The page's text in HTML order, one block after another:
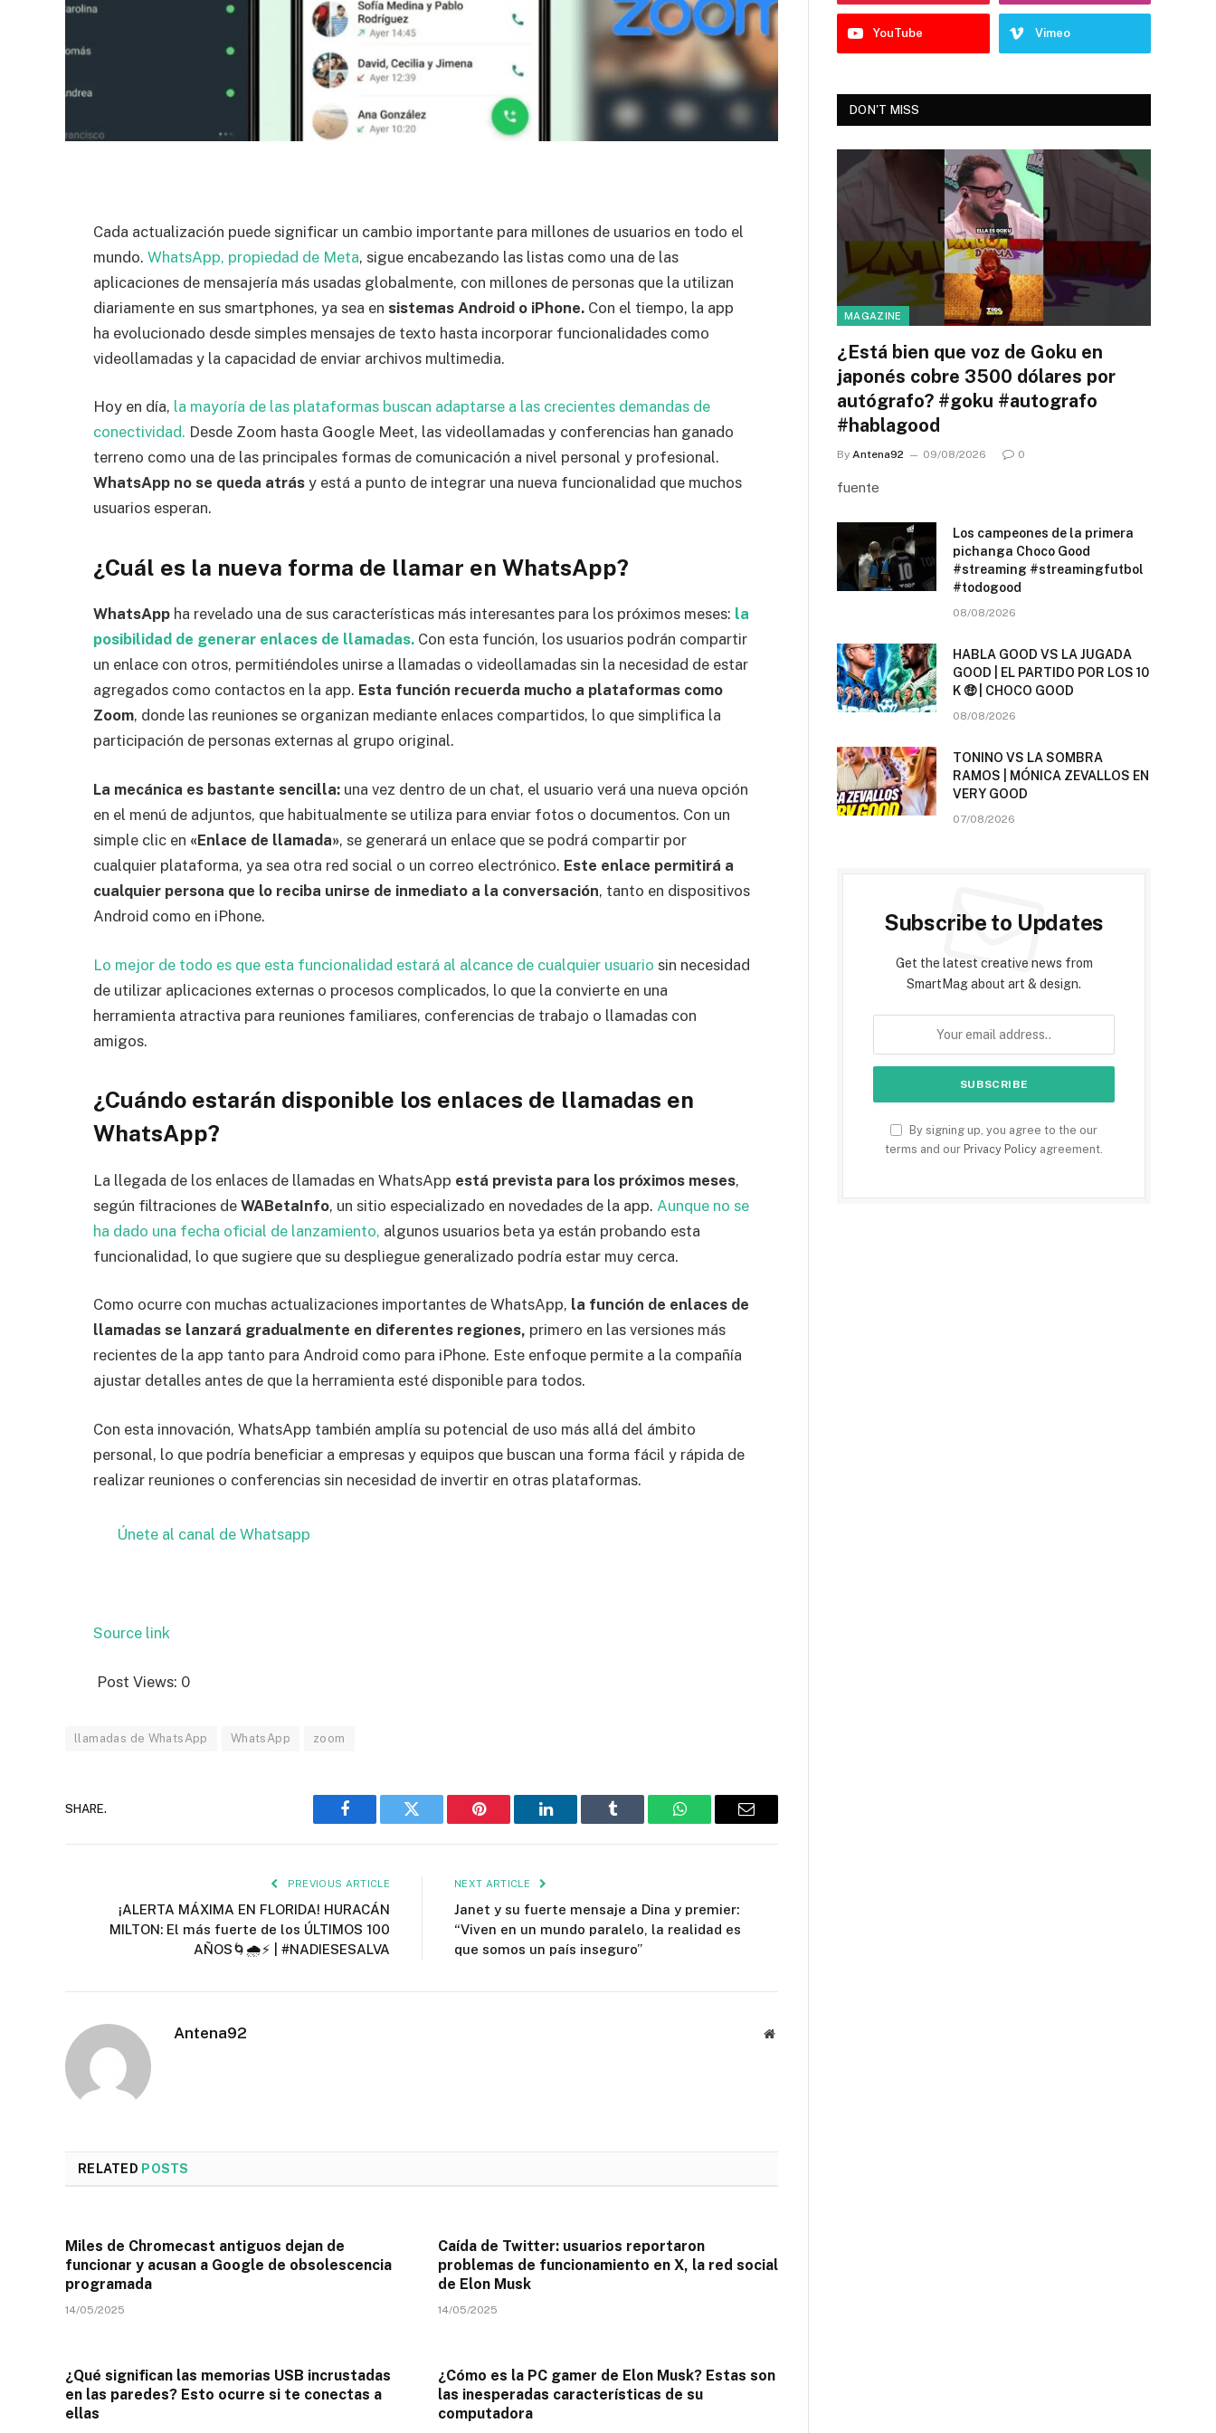
Cada actualización puede significar un cambio importante para millones de usuarios en todo el
mundo. WhatsApp, propiedad de Meta, sigue encabezando las listas como una de las
aplicaciones de mensajería más usadas globalmente, con millones de personas que la utilizan
diariamente en sus smartphones, ya sea en sistemas Android o iPhone. Con el tiempo, la app
ha evolucionado desde simples mensajes de texto hasta incorporar funcionalidades como
videollamadas y la capacidad de enviar archivos multimedia.
Hoy en día, la mayoría de las plataformas buscan adaptarse a las crecientes demandas de
conectividad. Desde Zoom hasta Google Meet, las videollamadas y conferencias han ganado
terreno como una de las principales formas de comunicación a nivel personal y profesional.
WhatsApp no se queda atrás y está a punto de integrar una nueva funcionalidad que muchos
usuarios esperan.
¿Cuál es la nueva forma de llamar en WhatsApp?
WhatsApp ha revelado una de sus características más interesantes para los próximos meses: la
posibilidad de generar enlaces de llamadas. Con esta función, los usuarios podrán compartir
un enlace con otros, permitiéndoles unirse a llamadas o videollamadas sin la necesidad de estar
agregados como contactos en la app. Esta función recuerda mucho a plataformas como
Zoom, donde las reuniones se organizan mediante enlaces compartidos, lo que simplifica la
participación de personas externas al grupo original.
La mecánica es bastante sencilla: una vez dentro de un chat, el usuario verá una nueva opción
en el menú de adjuntos, que habitualmente se utiliza para enviar fotos o documentos. Con un
simple clic en «Enlace de llamada», se generará un enlace que se podrá compartir por
cualquier plataforma, ya sea otra red social o un correo electrónico. Este enlace permitirá a
cualquier persona que lo reciba unirse de inmediato a la conversación, tanto en dispositivos
Android como en iPhone.
Lo mejor de todo es que esta funcionalidad estará al alcance de cualquier usuario sin necesidad
de utilizar aplicaciones externas o procesos complicados, lo que la convierte en una
herramienta atractiva para reuniones familiares, conferencias de trabajo o llamadas con
amigos.
¿Cuándo estarán disponible los enlaces de llamadas en
WhatsApp?
La llegada de los enlaces de llamadas en WhatsApp está prevista para los próximos meses,
según filtraciones de WABetaInfo, un sitio especializado en novedades de la app. Aunque no se
ha dado una fecha oficial de lanzamiento, algunos usuarios beta ya están probando esta
funcionalidad, lo que sugiere que su despliegue generalizado podría estar muy cerca.
Como ocurre con muchas actualizaciones importantes de WhatsApp, la función de enlaces de
llamadas se lanzará gradualmente en diferentes regiones, primero en las versiones más
recientes de la app tanto para Android como para iPhone. Este enfoque permite a la compañía
ajustar detalles antes de que la herramienta esté disponible para todos.
Con esta innovación, WhatsApp también amplía su potencial de uso más allá del ámbito
personal, lo que podría beneficiar a empresas y equipos que buscan una forma fácil y rápida de
realizar reuniones o conferencias sin necesidad de invertir en otras plataformas.
Únete al canal de Whatsapp
Source link
Post Views: 0
llamadas de WhatsApp WhatsApp zoom
SHARE.
Facebook Twitter Pinterest LinkedIn Tumblr WhatsAppEmail
PREVIOUS ARTICLE
¡ALERTA MÁXIMA EN FLORIDA! HURACÁN
MILTON: El más fuerte de los ÚLTIMOS 100
AÑOS🌀🌧️⚡ | #NADIESESALVA
NEXT ARTICLE
Janet y su fuerte mensaje a Dina y premier:
“Viven en un mundo paralelo, la realidad es
que somos un país inseguro”
Antena92 Website
RELATED POSTS
Miles de Chromecast antiguos dejan de
funcionar y acusan a Google de obsolescencia
programada
14/05/2025
Caída de Twitter: usuarios reportaron
problemas de funcionamiento en X, la red social
de Elon Musk
14/05/2025
¿Qué significan las memorias USB incrustadas
en las paredes? Esto ocurre si te conectas a
ellas
¿Cómo es la PC gamer de Elon Musk? Estas son
las inesperadas características de su
computadora
YouTube Vimeo
DON'T MISS
MAGAZINE
¿Está bien que voz de Goku en
japonés cobre 3500 dólares por
autógrafo? #goku #autografo
#hablagood
By Antena92 09/08/2026 0
fuente
Los campeones de la primera
pichanga Choco Good
#streaming #streamingfutbol
#todogood
08/08/2026
HABLA GOOD VS LA JUGADA
GOOD | EL PARTIDO POR LOS 10
K 🤑 | CHOCO GOOD
08/08/2026
TONINO VS LA SOMBRA
RAMOS | MÓNICA ZEVALLOS EN
VERY GOOD
07/08/2026
Subscribe to Updates
Get the latest creative news from
SmartMag about art & design.
By signing up, you agree to the our
terms and our Privacy Policy agreement.